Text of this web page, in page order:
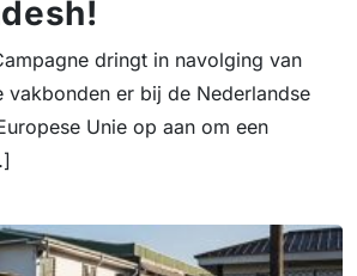
dringt in navolging van
vakbonden er bij de Nederlandse
Unie op aan om een